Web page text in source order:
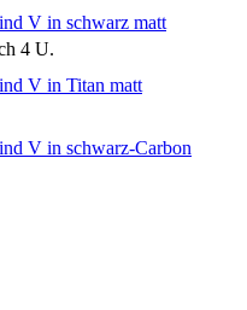
V in schwarz matt
V in Titan matt
V in schwarz-Carbon
4 U.